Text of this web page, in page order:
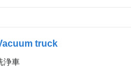
truck
浄車